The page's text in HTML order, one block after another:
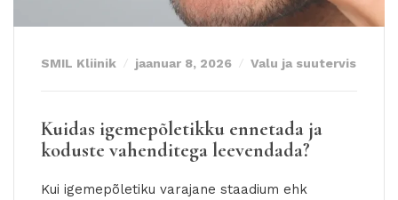
SMIL Kliinik jaanuar 8, 2026 Valu ja suutervis
Kuidas igemepõletikku ennetada ja
koduste vahenditega leevendada?
Kui igemepõletiku varajane staadium ehk